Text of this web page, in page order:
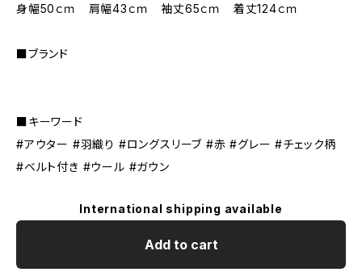
身幅50ｃｍ 肩幅43ｃｍ 袖丈65ｃｍ 着丈124ｃｍ
■ブランド
■キーワード
#アウター #羽織り #ロングスリーブ #赤 #グレー #チェック柄
#ベルト付き #ウール #ガウン
International shipping available
Add to cart